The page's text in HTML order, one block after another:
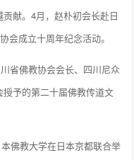
献。4月，赵朴初会长赴日
会成立十周年纪念活动。
省佛教协会会长、四川尼众
予的第二十届佛教传道文
佛教大学在日本京都联合举